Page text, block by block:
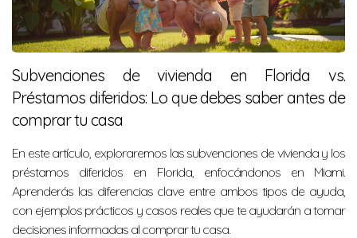
Subvenciones de vivienda en Florida vs.
Préstamos diferidos: Lo que debes saber antes de
comprar tu casa
En este artículo, exploraremos las subvenciones de vivienda y los
préstamos diferidos en Florida, enfocándonos en Miami.
Aprenderás las diferencias clave entre ambos tipos de ayuda,
con ejemplos prácticos y casos reales que te ayudarán a tomar
decisiones informadas al comprar tu casa.